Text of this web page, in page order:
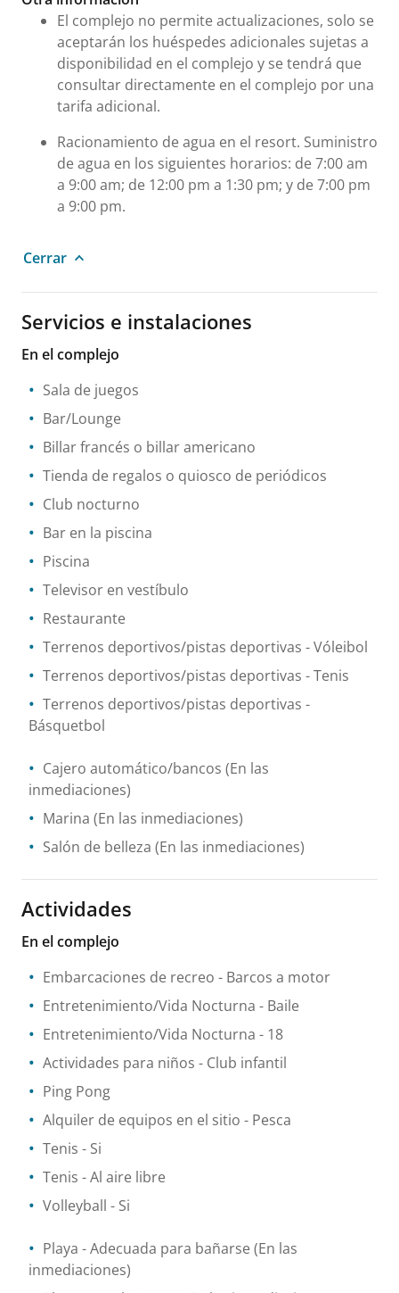
El complejo no permite actualizaciones, solo se
aceptarán los huéspedes adicionales sujetas a
disponibilidad en el complejo y se tendrá que
consultar directamente en el complejo por una
tarifa adicional.
Racionamiento de agua en el resort. Suministro
de agua en los siguientes horarios: de 7:00 am
a 9:00 am; de 12:00 pm a 1:30 pm; y de 7:00 pm
a 9:00 pm.
Cerrar
Servicios e instalaciones
En el complejo
Sala de juegos
Bar/Lounge
Billar francés o billar americano
Tienda de regalos o quiosco de periódicos
Club nocturno
Bar en la piscina
Piscina
Televisor en vestíbulo
Restaurante
Terrenos deportivos/pistas deportivas - Vóleibol
Terrenos deportivos/pistas deportivas - Tenis
Terrenos deportivos/pistas deportivas -
Básquetbol
Cajero automático/bancos (En las
inmediaciones)
Marina (En las inmediaciones)
Salón de belleza (En las inmediaciones)
Actividades
En el complejo
Embarcaciones de recreo - Barcos a motor
Entretenimiento/Vida Nocturna - Baile
Entretenimiento/Vida Nocturna - 18
Actividades para niños - Club infantil
Ping Pong
Alquiler de equipos en el sitio - Pesca
Tenis - Si
Tenis - Al aire libre
Volleyball - Si
Playa - Adecuada para bañarse (En las
inmediaciones)